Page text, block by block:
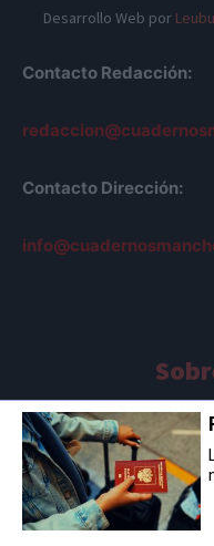
Desarrollo Web por
Contacto Redacción:
Contacto Dirección:
AVISO LEGAL
POLÍTICA DE COOKIES
POLÍTICA DE PRIVACIDAD